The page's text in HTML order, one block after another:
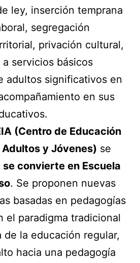
ley, inserción temprana
segregación
privación cultural,
servicios básicos
adultos significativos en
en sus
(Centro de Educación
y Jóvenes) se
se convierte en Escuela
. Se proponen nuevas
basadas en pedagogías
el paradigma tradicional
de la educación regular,
hacia una pedagogía